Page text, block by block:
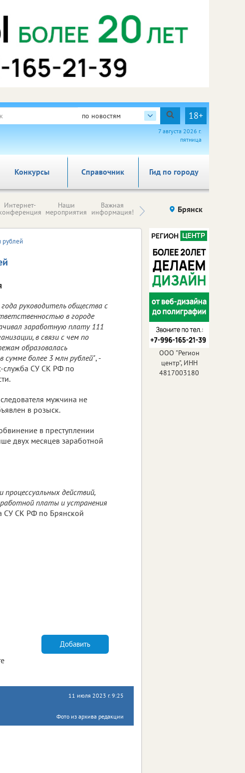
по новостям 18+
7 августа 2026 г.
пятница
Справочник Гид по городу
Конкурсы
Интернет- Наши
мероприятия
Важная
информация! Происшествия Здоровье
Брянск
рублей
руководитель общества с
в городе
заработную плату 111
в связи с чем по
образовалась
сумме более 3 млн рублей", -
служба СУ СК РФ по
мужчина не
в розыск.
в преступлении
двух месяцев заработной
процессуальных действий,
платы и устранения
СУ СК РФ по Брянской
Добавить
11 июля 2023 г. 9:25
Фото из архива редакции
ООО "Регион
центр", ИНН
4817003180